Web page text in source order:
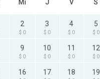
Mi J V S
2
$ 0
3
$ 0
4
$ 0
5
$ 0
9
$ 0
10
$ 0
11
$ 0
12
$ 0
16 17 18 19